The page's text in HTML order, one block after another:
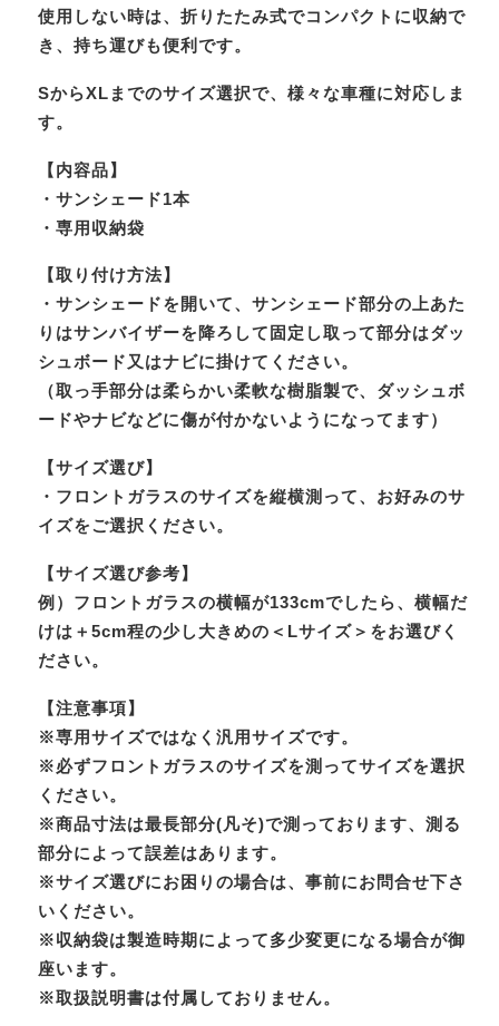
使用しない時は、折りたたみ式でコンパクトに収納で
き、持ち運びも便利です。
SからXLまでのサイズ選択で、様々な車種に対応しま
す。
【内容品】
・サンシェード1本
・専用収納袋
【取り付け方法】
・サンシェードを開いて、サンシェード部分の上あた
りはサンバイザーを降ろして固定し取って部分はダッ
シュボード又はナビに掛けてください。
（取っ手部分は柔らかい柔軟な樹脂製で、ダッシュボ
ードやナビなどに傷が付かないようになってます）
【サイズ選び】
・フロントガラスのサイズを縦横測って、お好みのサ
イズをご選択ください。
【サイズ選び参考】
例）フロントガラスの横幅が133cmでしたら、横幅だ
けは＋5cm程の少し大きめの＜Lサイズ＞をお選びく
ださい。
【注意事項】
※専用サイズではなく汎用サイズです。
※必ずフロントガラスのサイズを測ってサイズを選択
ください。
※商品寸法は最長部分(凡そ)で測っております、測る
部分によって誤差はあります。
※サイズ選びにお困りの場合は、事前にお問合せ下さ
いください。
※収納袋は製造時期によって多少変更になる場合が御
座います。
※取扱説明書は付属しておりません。